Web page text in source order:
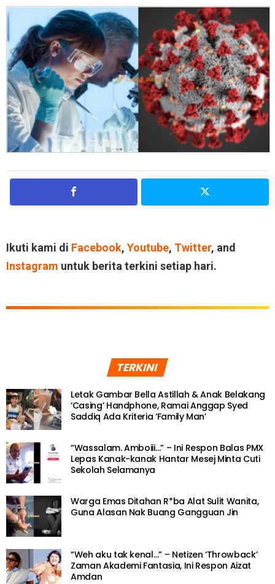
Ikuti kami di Facebook, Youtube, Twitter, and
Instagram untuk berita terkini setiap hari.
TERKINI
Letak Gambar Bella Astillah & Anak Belakang
‘Casing’ Handphone, Ramai Anggap Syed
Saddiq Ada Kriteria ‘Family Man’
“Wassalam. Amboiii…” – Ini Respon Balas PMX
Lepas Kanak-kanak Hantar Mesej Minta Cuti
Sekolah Selamanya
Warga Emas Ditahan R*ba Alat Sulit Wanita,
Guna Alasan Nak Buang Gangguan Jin
“Weh aku tak kenal…” – Netizen ‘Throwback’
Zaman Akademi Fantasia, Ini Respon Aizat
Amdan